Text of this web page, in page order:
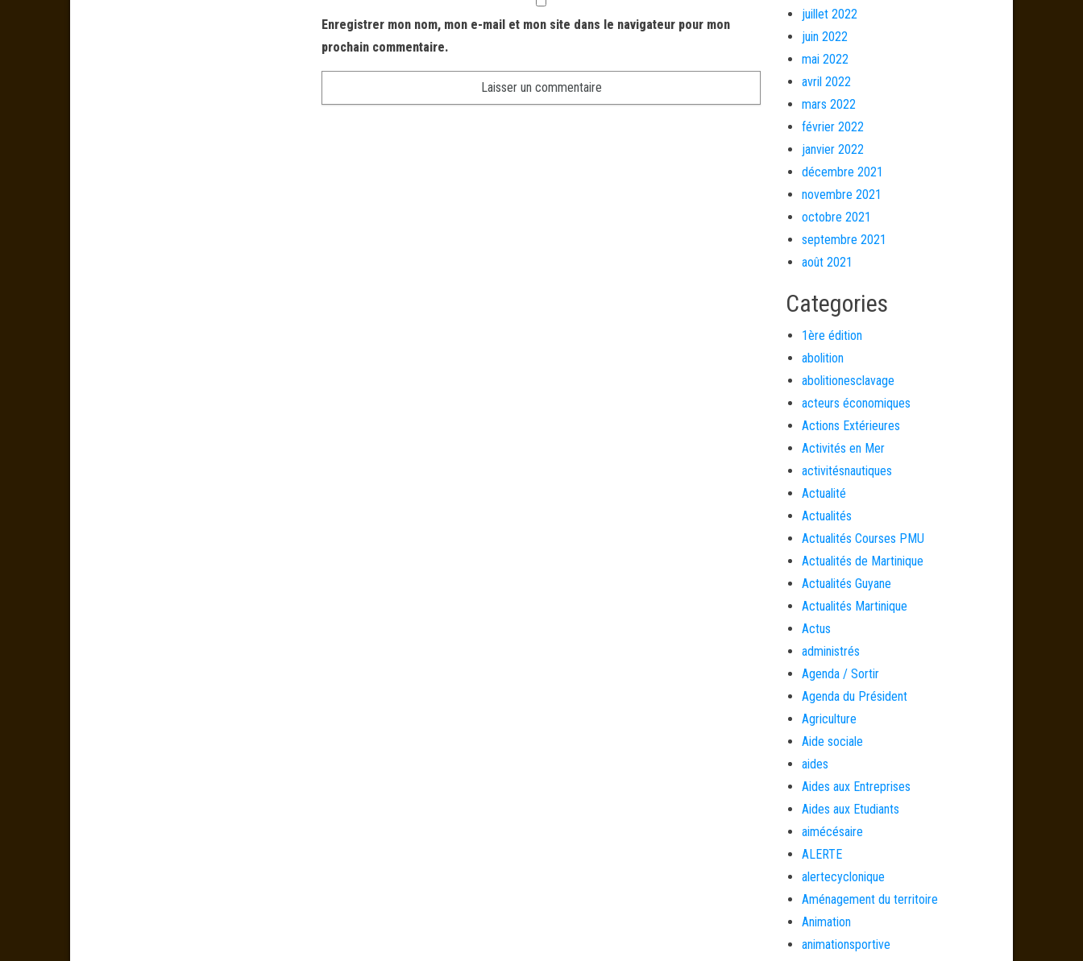
Enregistrer mon nom, mon e-mail et mon site dans le navigateur pour mon
prochain commentaire.
juillet 2022
juin 2022
mai 2022
avril 2022
mars 2022
février 2022
janvier 2022
décembre 2021
novembre 2021
octobre 2021
septembre 2021
août 2021
Categories
1ère édition
abolition
abolitionesclavage
acteurs économiques
Actions Extérieures
Activités en Mer
activitésnautiques
Actualité
Actualités
Actualités Courses PMU
Actualités de Martinique
Actualités Guyane
Actualités Martinique
Actus
administrés
Agenda / Sortir
Agenda du Président
Agriculture
Aide sociale
aides
Aides aux Entreprises
Aides aux Etudiants
aimécésaire
ALERTE
alertecyclonique
Aménagement du territoire
Animation
animationsportive